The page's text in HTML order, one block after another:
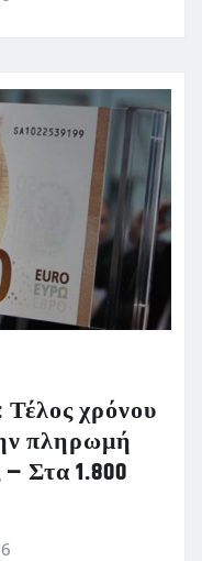
χρόνου
πληρωμή
Στα 1.800